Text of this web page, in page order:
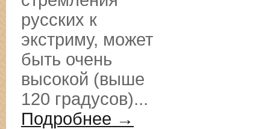
русских к
экстриму, может
быть очень
высокой (выше
120 градусов)...
Подробнее →